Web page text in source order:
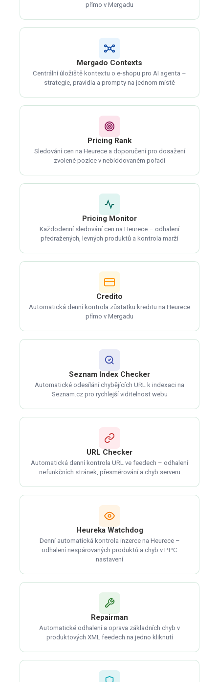
přímo v Mergadu
Mergado Contexts
Centrální úložiště kontextu o e-shopu pro AI agenta –
strategie, pravidla a prompty na jednom místě
Pricing Rank
Sledování cen na Heurece a doporučení pro dosažení
zvolené pozice v nebiddovaném pořadí
Pricing Monitor
Každodenní sledování cen na Heurece – odhalení
předražených, levných produktů a kontrola marží
Credito
Automatická denní kontrola zůstatku kreditu na Heurece
přímo v Mergadu
Seznam Index Checker
Automatické odesílání chybějících URL k indexaci na
Seznam.cz pro rychlejší viditelnost webu
URL Checker
Automatická denní kontrola URL ve feedech – odhalení
nefunkčních stránek, přesměrování a chyb serveru
Heureka Watchdog
Denní automatická kontrola inzerce na Heurece –
odhalení nespárovaných produktů a chyb v PPC
nastavení
Repairman
Automatické odhalení a oprava základních chyb v
produktových XML feedech na jedno kliknutí